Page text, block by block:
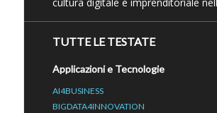
cultura digitale e imprenditoriale
TUTTE LE TESTATE
Applicazioni e Tecnologie
AI4BUSINESS
BIGDATA4INNOVATION